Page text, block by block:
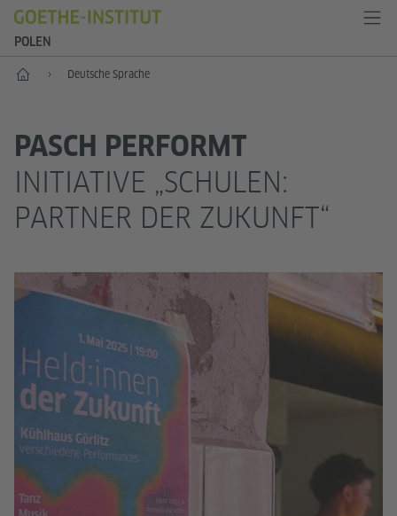
POLEN
Start Deutsche Sprache
PASCH PERFORMT
INITIATIVE „SCHULEN:
PARTNER DER ZUKUNFT“